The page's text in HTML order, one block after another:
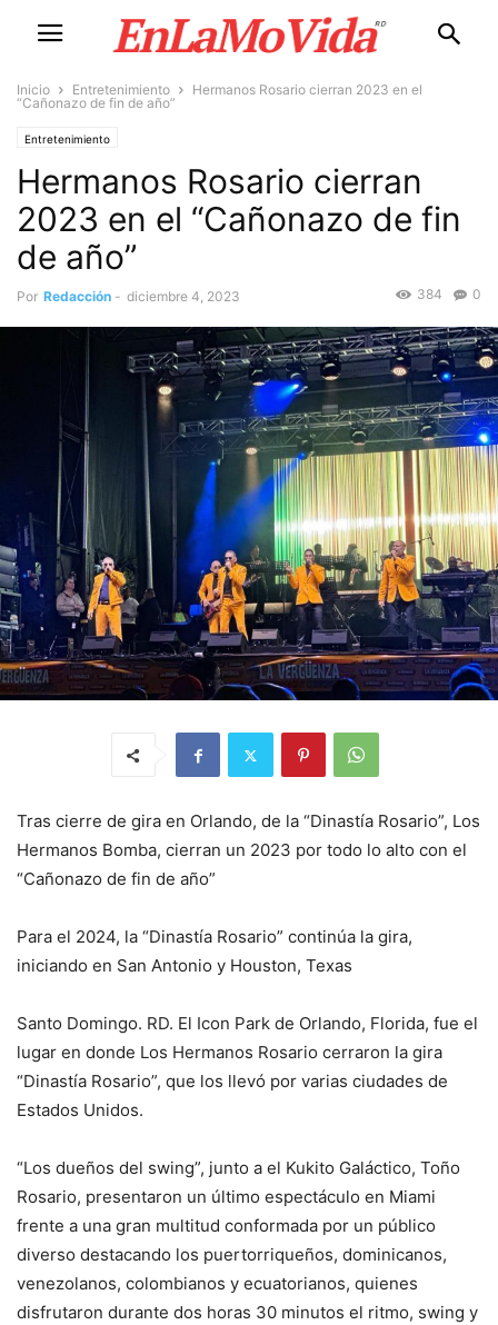
Inicio Entretenimiento
Hermanos Rosario cierran 2023 en el
“Cañonazo de fin de año”
Entretenimiento
Hermanos Rosario cierran
2023 en el “Cañonazo de fin
de año”
Por Redacción - diciembre 4, 2023 0
384
Tras cierre de gira en Orlando, de la “Dinastía Rosario”, Los
Hermanos Bomba, cierran un 2023 por todo lo alto con el
“Cañonazo de fin de año”
Para el 2024, la “Dinastía Rosario” continúa la gira,
iniciando en San Antonio y Houston, Texas
Santo Domingo. RD. El Icon Park de Orlando, Florida, fue el
lugar en donde Los Hermanos Rosario cerraron la gira
“Dinastía Rosario”, que los llevó por varias ciudades de
Estados Unidos.
“Los dueños del swing”, junto a el Kukito Galáctico, Toño
Rosario, presentaron un último espectáculo en Miami
frente a una gran multitud conformada por un público
diverso destacando los puertorriqueños, dominicanos,
venezolanos, colombianos y ecuatorianos, quienes
disfrutaron durante dos horas 30 minutos el ritmo, swing y